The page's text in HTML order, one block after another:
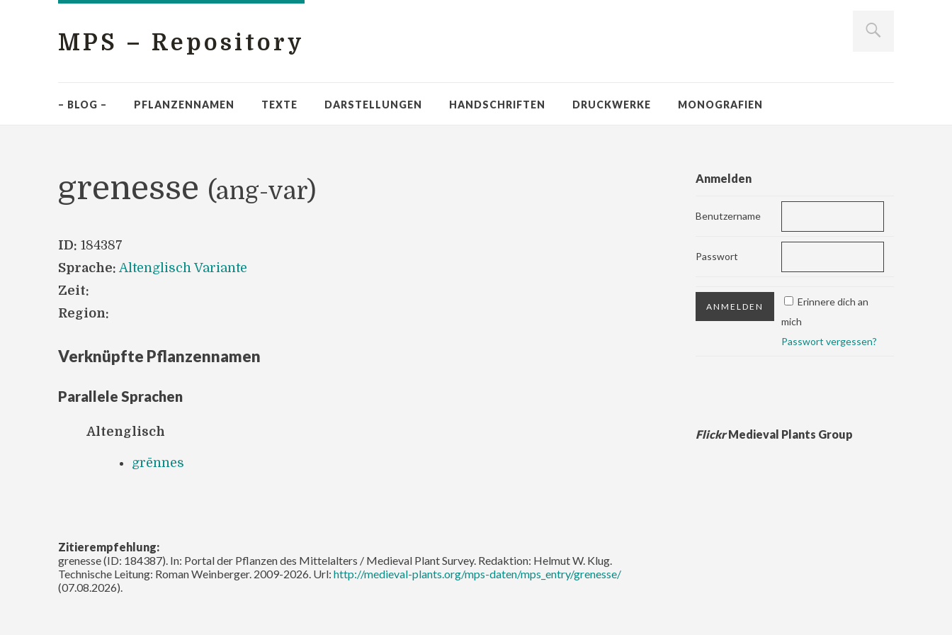
MPS – Repository
– BLOG – PFLANZENNAMEN TEXTE DARSTELLUNGEN HANDSCHRIFTEN DRUCKWERKE MONOGRAFIEN
grenesse (ang-var)
ID: 184387
Sprache: Altenglisch Variante
Zeit:
Region:
Verknüpfte Pflanzennamen
Parallele Sprachen
Altenglisch
grēnnes
Zitierempfehlung:
grenesse (ID: 184387). In: Portal der Pflanzen des Mittelalters / Medieval Plant Survey. Redaktion: Helmut W. Klug.
Technische Leitung: Roman Weinberger. 2009-2026. Url: http://medieval-plants.org/mps-daten/mps_entry/grenesse/
(07.08.2026).
Anmelden
Benutzername
Passwort
Erinnere dich an
mich
Passwort vergessen?
FlickrMedieval Plants Group